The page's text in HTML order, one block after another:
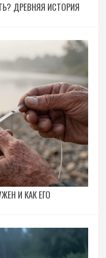
ДРЕВНЯЯ ИСТОРИЯ
И КАК ЕГО